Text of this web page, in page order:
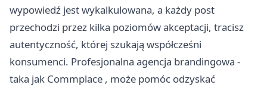
wypowiedź jest wykalkulowana, a każdy post
przechodzi przez kilka poziomów akceptacji, tracisz
autentyczność, której szukają współcześni
konsumenci. Profesjonalna agencja brandingowa -
taka jak Commplace , może pomóc odzyskać